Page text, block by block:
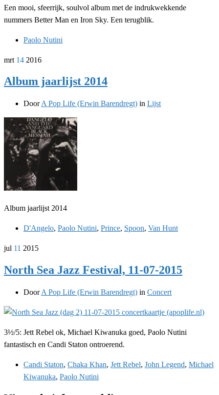
Een mooi, sfeerrijk, soulvol album met de indrukwekkende
nummers Better Man en Iron Sky. Een terugblik.
Paolo Nutini
mrt 14 2016
Album jaarlijst 2014
DoorA Pop Life (Erwin Barendregt) in Lijst
Album jaarlijst 2014
D'Angelo, Paolo Nutini, Prince, Spoon, Van Hunt
jul 11 2015
North Sea Jazz Festival, 11-07-2015
DoorA Pop Life (Erwin Barendregt) in Concert
3½/5: Jett Rebel ok, Michael Kiwanuka goed, Paolo Nutini
fantastisch en Candi Staton ontroerend.
Candi Staton, Chaka Khan, Jett Rebel, John Legend, Michael
Kiwanuka, Paolo Nutini